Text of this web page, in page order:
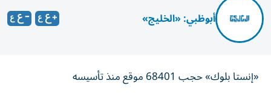
أبوظبي: «الخليج»
«إنستا بلوك» حجب 68401 موقع منذ تأسيسه